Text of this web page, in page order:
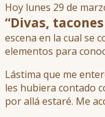
Hoy lunes 29 de
“Divas,
escena en la cual se
elementos para
Lástima que me
les hubiera contado
por allá estaré. Me